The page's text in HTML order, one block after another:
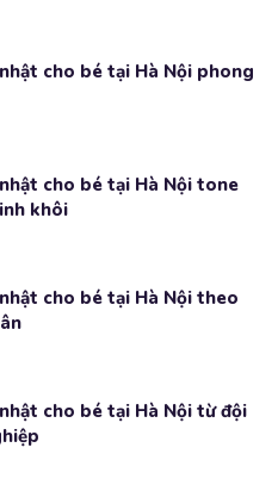
cho bé tại Hà Nội phong
cho bé tại Hà Nội tone
khôi
cho bé tại Hà Nội theo
cho bé tại Hà Nội từ đội